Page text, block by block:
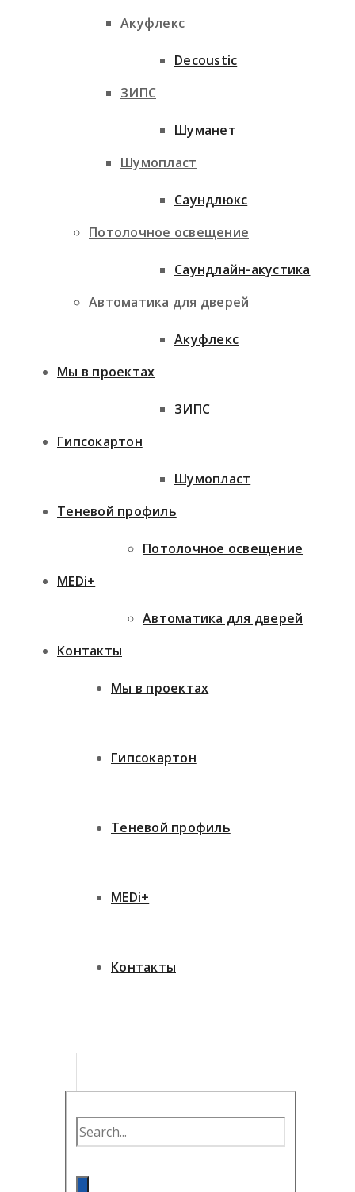
Акуфлекс
ЗИПС
Шумопласт
Потолочное освещение
Автоматика для дверей
Мы в проектах
Гипсокартон
Теневой профиль
MEDi+
Контакты
Decoustic
Шуманет
Саундлюкс
Саундлайн-акустика
Акуфлекс
ЗИПС
Шумопласт
Потолочное освещение
Автоматика для дверей
Мы в проектах
Гипсокартон
Теневой профиль
MEDi+
Контакты